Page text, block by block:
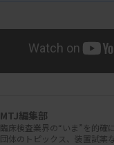
MTJ編集部
臨床検査業界の“いま”を的確
団体のトピックス、装置試薬